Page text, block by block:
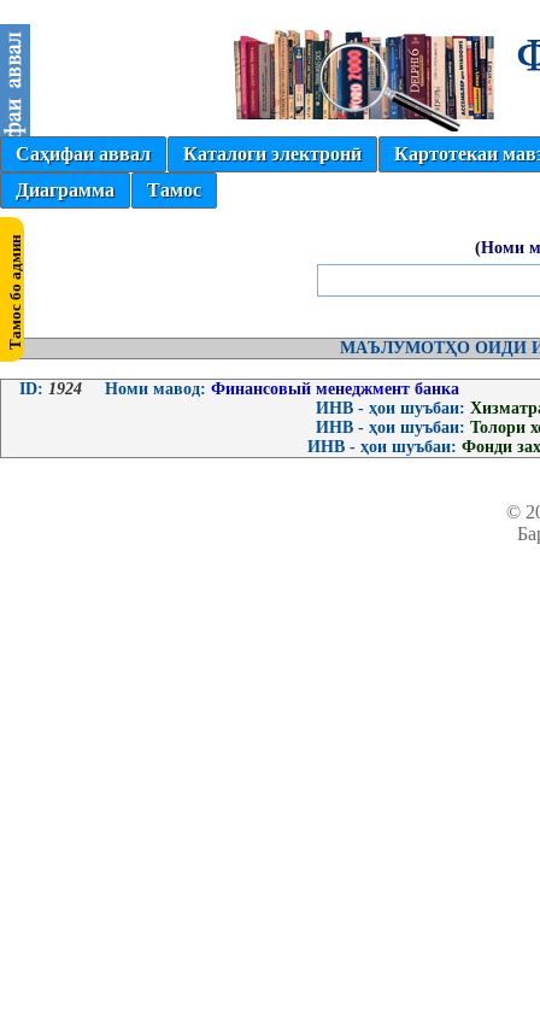
Саҳифаи аввал Каталоги электронӣ
Картотекаи
Диаграмма
Тамос
(Номи
МАЪЛУМОТҲО ОИДИ
ID: 1924 Номи мавод: Финансовый менеджмент банка
ИНВ - ҳои шуъбаи:
ИНВ - ҳои шуъбаи: Толори
ИНВ - ҳои шуъбаи: Фонди
©